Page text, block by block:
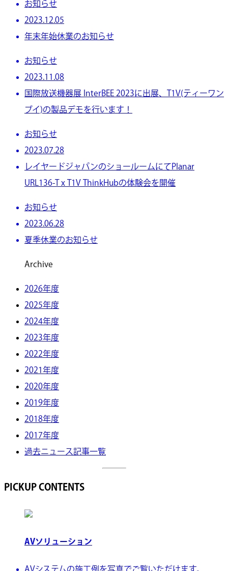
お知らせ
2023.12.05
年末年始休業のお知らせ
お知らせ
2023.11.08
国際放送機器展 InterBEE 2023に出展、T1V(ティーワン
ブイ)の製品デモを行います！
お知らせ
2023.07.28
レイヤードジャパンのショールームにてPlanar
URL136-T x T1V ThinkHubの体験会を開催
お知らせ
2023.06.28
夏季休業のお知らせ
Archive
2026年度
2025年度
2024年度
2023年度
2022年度
2021年度
2020年度
2019年度
2018年度
2017年度
過去ニュース記事一覧
PICKUP CONTENTS
AVソリューション
AVシステムの施工例を写真でご覧いただけます。